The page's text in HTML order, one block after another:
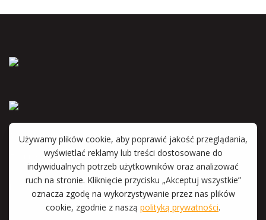
Anna Wyka
Katarzyna Witkowska